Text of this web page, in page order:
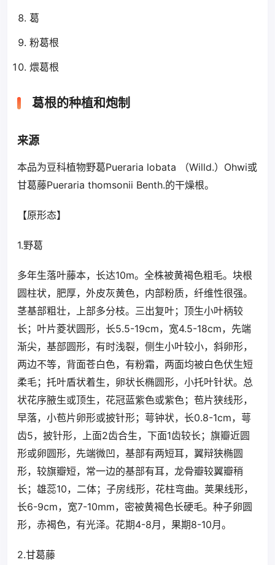
葛
粉葛根
煨葛根
葛根的种植和炮制
来源
本品为豆科植物野葛Pueraria lobata （Willd.）Ohwi或
甘葛藤Pueraria thomsonii Benth.的干燥根。
【原形态】
1.野葛
多年生落叶藤本，长达10m。全株被黄褐色粗毛。块根
圆柱状，肥厚，外皮灰黄色，内部粉质，纤维性很强。
茎基部粗壮，上部多分枝。三出复叶；顶生小叶柄较
长；叶片菱状圆形，长5.5-19cm，宽4.5-18cm，先端
渐尖，基部圆形，有时浅裂，侧生小叶较小，斜卵形，
两边不等，背面苍白色，有粉霜，两面均被白色伏生短
柔毛；托叶盾状着生，卵状长椭圆形，小托叶针状。总
状花序腋生或顶生，花冠蓝紫色或紫色；苞片狭线形，
早落，小苞片卵形或披针形；萼钟状，长0.8-1cm，萼
齿5，披针形，上面2齿合生，下面1齿较长；旗瓣近圆
形或卵圆形，先端微凹，基部有两短耳，翼辩狭椭圆
形，较旗瓣短，常一边的基部有耳，龙骨瓣较翼瓣稍
长；雄蕊10，二体；子房线形，花柱弯曲。荚果线形，
长6-9cm，宽7-10mm，密被黄褐色长硬毛。种子卵圆
形，赤褐色，有光泽。花期4-8月，果期8-10月。
2.甘葛藤